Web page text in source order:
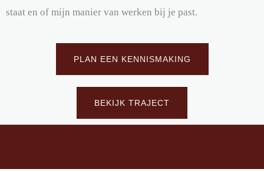
staat en of mijn manier van werken bij je past.
PLAN EEN KENNISMAKING
BEKIJK TRAJECT